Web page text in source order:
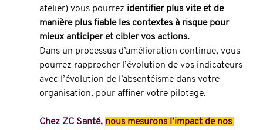
atelier) vous pourrez identifier plus vite et de
manière plus fiable les contextes à risque pour
mieux anticiper et cibler vos actions.
Dans un processus d’amélioration continue, vous
pourrez rapprocher l’évolution de vos indicateurs
avec l’évolution de l’absentéisme dans votre
organisation, pour affiner votre pilotage.
Chez ZC Santé, nous mesurons l’impact de nos